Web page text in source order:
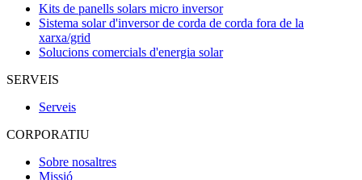
Kits de panells solars micro inversor
Sistema solar d'inversor de corda de corda fora de la
xarxa/grid
Solucions comercials d'energia solar
SERVEIS
Serveis
CORPORATIU
Sobre nosaltres
Missió